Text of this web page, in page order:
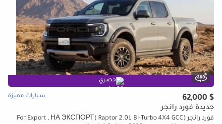
حصري
$ 62,000 سيارات مميزة
جديدة فورد رانجر
فورد رانجر (For Export , НА ЭКСПОРТ) Raptor 2.0L Bi-Turbo 4X4 GCC